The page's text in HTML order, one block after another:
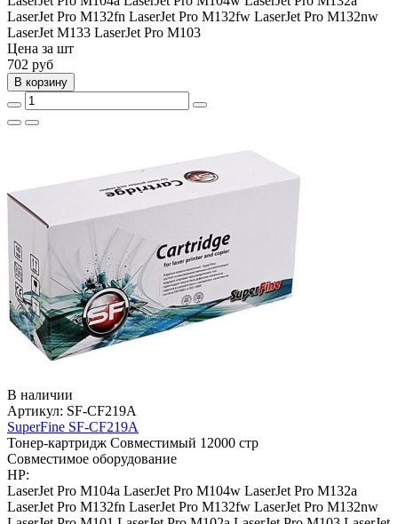
LaserJet Pro M132fn LaserJet Pro M132fw LaserJet Pro M132nw
LaserJet M133 LaserJet Pro M103
Цена за шт
702 руб
В корзину
В наличии
Артикул: SF-CF219A
SuperFine SF-CF219A
Тонер-картридж Совместимый 12000 стр
Совместимое оборудование
HP:
LaserJet Pro M104a LaserJet Pro M104w LaserJet Pro M132a
LaserJet Pro M132fn LaserJet Pro M132fw LaserJet Pro M132nw